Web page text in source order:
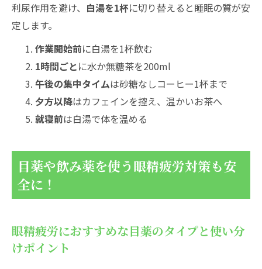
利尿作用を避け、 白湯を1杯に切り替えると睡眠の質が安
定します。
作業開始前に白湯を1杯飲む
1時間ごとに水か無糖茶を200ml
午後の集中タイムは砂糖なしコーヒー1杯まで
夕方以降はカフェインを控え、温かいお茶へ
就寝前は白湯で体を温める
目薬や飲み薬を使う眼精疲労対策も安
全に！
眼精疲労におすすめな目薬のタイプと使い分
けポイント